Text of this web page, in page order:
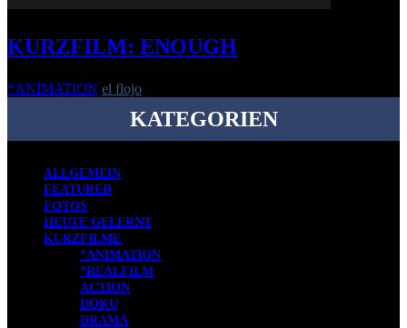
KURZFILM: ENOUGH
*ANIMATION el flojo
KATEGORIEN
ALLGEMEIN
FEATURED
FOTOS
HEUTE GELERNT
KURZFILME
*ANIMATION
*REALFILM
ACTION
DOKU
DRAMA